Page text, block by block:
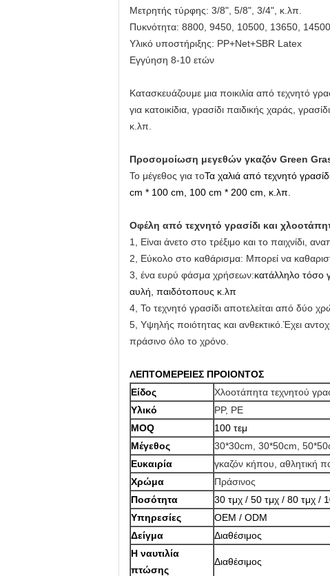
Μετρητής τύρφης: 3/8", 5/8", 3/4", κ.λπ.
Πυκνότητα: 8800, 9450, 10500, 13650,
Υλικό υποστήριξης: PP+Net+SBR Latex
Εγγύηση 8-10 ετών
Κατασκευάζουμε μια ποικιλία από τεχνητό
για κατοικίδια, γρασίδι παιδικής χαράς,
κ.λπ.
Προσομοίωση μεγεθών γκαζόν Green
Το μέγεθος για τοΤα χαλιά από τεχνητό
cm * 100 cm, 100 cm * 200 cm, κ.λπ.
Οφέλη από τεχνητό γρασίδι και
1, Είναι άνετο στο τρέξιμο και το παιχνίδι,
2, Εύκολο στο καθάρισμα: Μπορεί να
3, ένα ευρύ φάσμα χρήσεων:κατάλληλο τόσο
αυλή, παιδότοπους κ.λπ
4, Το τεχνητό γρασίδι αποτελείται από δύο
5, Υψηλής ποιότητας και ανθεκτικό.Έχει
πράσινο όλο το χρόνο.
ΛΕΠΤΟΜΕΡΕΙΕΣ ΠΡΟΙΟΝΤΟΣ
Είδος
Χλοοτάπητα τεχνητού
Υλικό
PP, PE
MOQ
100 τεμ
Μέγεθος
30*30cm, 30*50cm,
Ευκαιρία
γκαζόν κήπου, αθλητική
Χρώμα
Πράσινος
Ποσότητα
30 τμχ / 50 τμχ / 80 τμχ /
Υπηρεσίες
OEM / ODM
Δείγμα
Διαθέσιμος
Η ναυτιλία
πτώσης
Διαθέσιμος